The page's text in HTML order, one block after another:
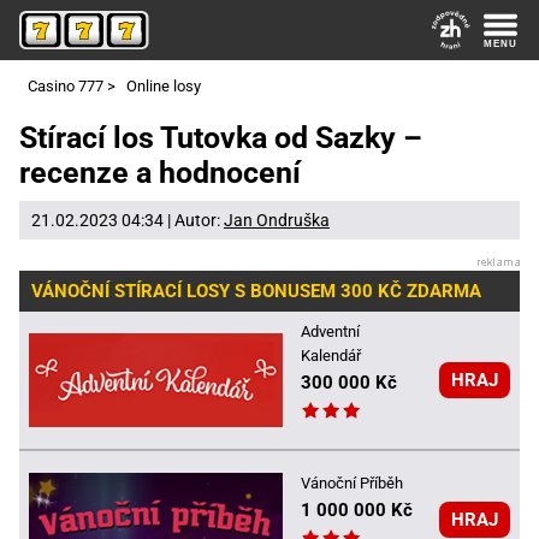
Casino 777 > Online losy
Stírací los Tutovka od Sazky –
recenze a hodnocení
21.02.2023 04:34 | Autor:Jan Ondruška
VÁNOČNÍ STÍRACÍ LOSY S BONUSEM 300 KČ ZDARMA
Adventní
Kalendář
300 000 Kč HRAJ
Vánoční Příběh
1 000 000 Kč HRAJ